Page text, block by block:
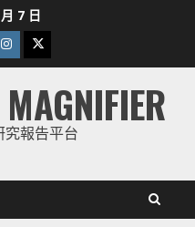
7 日
Instagram
Twitter
究報告平台